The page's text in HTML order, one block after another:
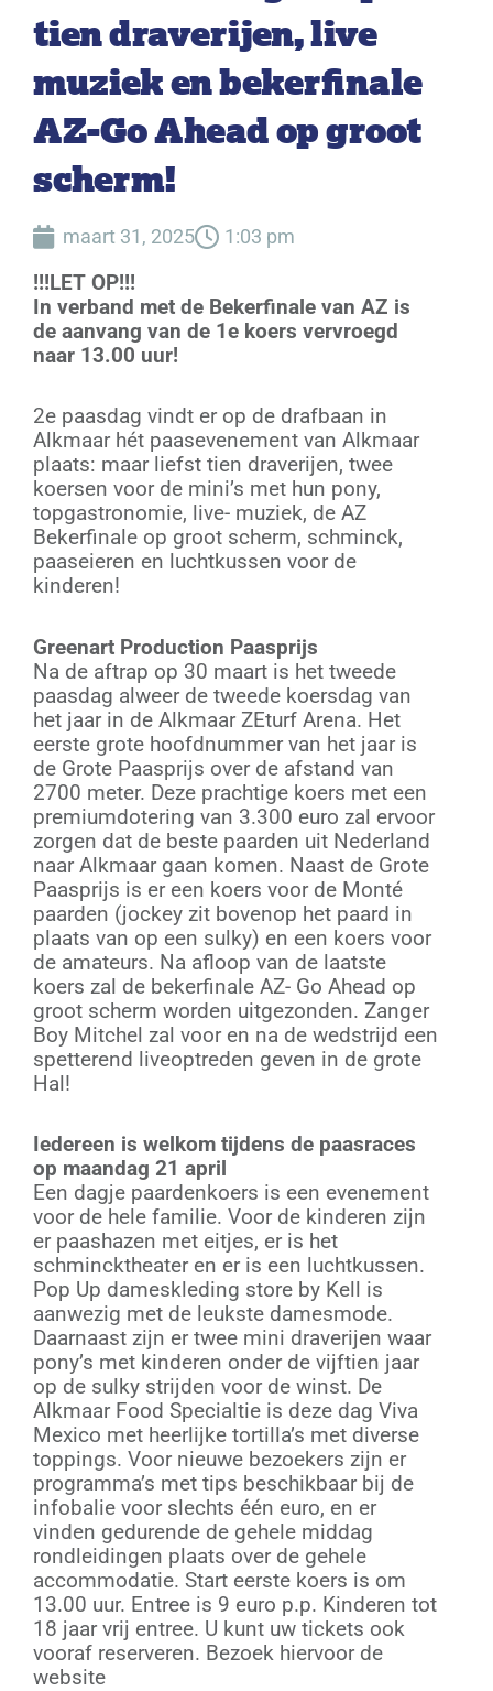
tien draverijen, live
muziek en bekerfinale
AZ-Go Ahead op groot
scherm!
maart 31, 2025 1:03 pm
!!!LET OP!!!
In verband met de Bekerfinale van AZ is
de aanvang van de 1e koers vervroegd
naar 13.00 uur!
2e paasdag vindt er op de drafbaan in
Alkmaar hét paasevenement van Alkmaar
plaats: maar liefst tien draverijen, twee
koersen voor de mini’s met hun pony,
topgastronomie, live- muziek, de AZ
Bekerfinale op groot scherm, schminck,
paaseieren en luchtkussen voor de
kinderen!
Greenart Production Paasprijs
Na de aftrap op 30 maart is het tweede
paasdag alweer de tweede koersdag van
het jaar in de Alkmaar ZEturf Arena. Het
eerste grote hoofdnummer van het jaar is
de Grote Paasprijs over de afstand van
2700 meter. Deze prachtige koers met een
premiumdotering van 3.300 euro zal ervoor
zorgen dat de beste paarden uit Nederland
naar Alkmaar gaan komen. Naast de Grote
Paasprijs is er een koers voor de Monté
paarden (jockey zit bovenop het paard in
plaats van op een sulky) en een koers voor
de amateurs. Na afloop van de laatste
koers zal de bekerfinale AZ- Go Ahead op
groot scherm worden uitgezonden. Zanger
Boy Mitchel zal voor en na de wedstrijd een
spetterend liveoptreden geven in de grote
Hal!
Iedereen is welkom tijdens de paasraces
op maandag 21 april
Een dagje paardenkoers is een evenement
voor de hele familie. Voor de kinderen zijn
er paashazen met eitjes, er is het
schmincktheater en er is een luchtkussen.
Pop Up dameskleding store by Kell is
aanwezig met de leukste damesmode.
Daarnaast zijn er twee mini draverijen waar
pony’s met kinderen onder de vijftien jaar
op de sulky strijden voor de winst. De
Alkmaar Food Specialtie is deze dag Viva
Mexico met heerlijke tortilla’s met diverse
toppings. Voor nieuwe bezoekers zijn er
programma’s met tips beschikbaar bij de
infobalie voor slechts één euro, en er
vinden gedurende de gehele middag
rondleidingen plaats over de gehele
accommodatie. Start eerste koers is om
13.00 uur. Entree is 9 euro p.p. Kinderen tot
18 jaar vrij entree. U kunt uw tickets ook
vooraf reserveren. Bezoek hiervoor de
website